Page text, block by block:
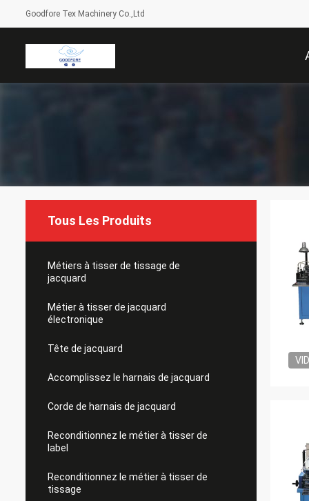
Goodfore Tex Machinery Co.,Ltd
Tous Les Produits
Métiers à tisser de tissage de
jacquard
Métier à tisser de jacquard
électronique
Tête de jacquard
Accomplissez le harnais de jacquard
Corde de harnais de jacquard
Reconditionnez le métier à tisser de
label
Reconditionnez le métier à tisser de
tissage